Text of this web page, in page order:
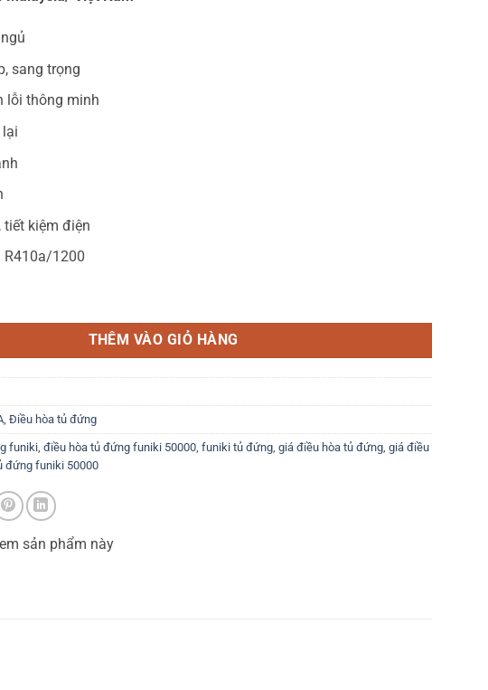
sang trọng
lỗi thông minh
tiết kiệm điện
R410a/1200
50.000BTU 1 chiều FC50MMC1 số lượng
THÊM VÀO GIỎ HÀNG
, Điều hòa tủ đứng
funiki, điều hòa tủ đứng funiki 50000, funiki tủ đứng, giá điều hòa tủ đứng, giá điều
đứng funiki 50000
sản phẩm này